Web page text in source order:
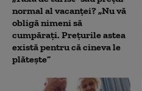
normal al vacanței? „Nu vă
obligă nimeni să
cumpărați. Prețurile astea
există pentru că cineva le
plătește”